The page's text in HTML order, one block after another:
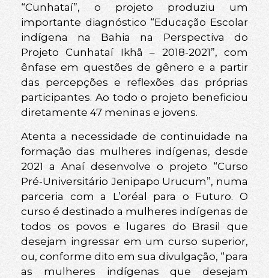
“Cunhataí”, o projeto produziu um
importante diagnóstico “Educação Escolar
indígena na Bahia na Perspectiva do
Projeto Cunhataí Ikhã – 2018-2021”, com
ênfase em questões de gênero e a partir
das percepções e reflexões das próprias
participantes. Ao todo o projeto beneficiou
diretamente 47 meninas e jovens.
Atenta a necessidade de continuidade na
formação das mulheres indígenas, desde
2021 a Anaí desenvolve o projeto “Curso
Pré-Universitário Jenipapo Urucum”, numa
parceria com a L’oréal para o Futuro. O
curso é destinado a mulheres indígenas de
todos os povos e lugares do Brasil que
desejam ingressar em um curso superior,
ou, conforme dito em sua divulgação, “para
as mulheres indígenas que desejam